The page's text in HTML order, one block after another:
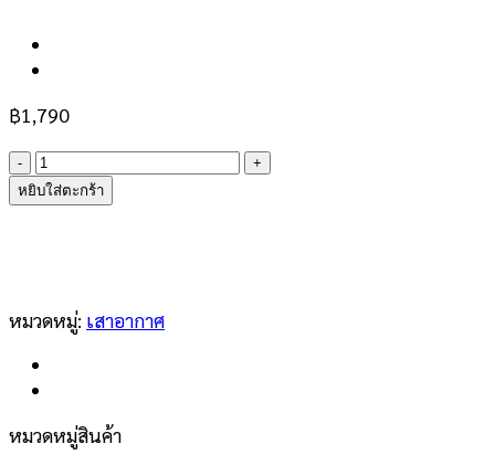
฿1,790
จำนวน
Diamond
Antenna
หยิบใส่ตะกร้า
หมวดหมู่: เสาอากาศ
หมวดหมู่สินค้า